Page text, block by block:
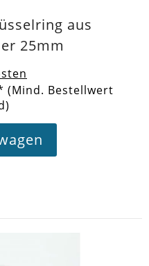
aus
25mm
(Mind. Bestellwert